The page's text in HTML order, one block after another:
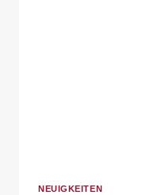
NEUIGKEITEN